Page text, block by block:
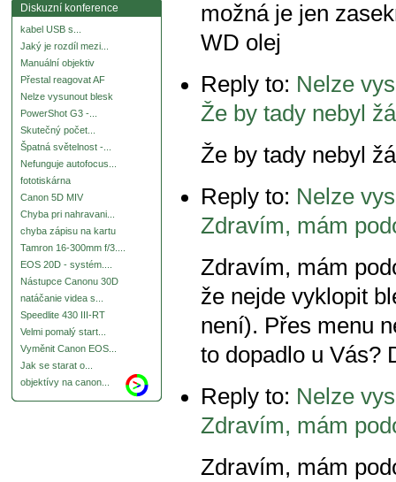
Diskuzní konference
kabel USB s...
Jaký je rozdíl mezi...
Manuální objektiv
Přestal reagovat AF
Nelze vysunout blesk
PowerShot G3 -...
Skutečný počet...
Špatná světelnost -...
Nefunguje autofocus...
fototiskárna
Canon 5D MIV
Chyba pri nahravani...
chyba zápisu na kartu
Tamron 16-300mm f/3....
EOS 20D - systém....
Nástupce Canonu 30D
natáčanie videa s...
Speedlite 430 III-RT
Velmi pomalý start...
Vyměnit Canon EOS...
Jak se starat o...
objektívy na canon...
možná je jen
WD olej
Reply to: Nelze
Že by tady nebyl
Že by tady nebyl
Reply to: Nelze
Zdravím, mám
Zdravím, mám
že nejde vyklopit
není). Přes menu
to dopadlo u Vás?
Reply to: Nelze
Zdravím, mám
Zdravím, mám